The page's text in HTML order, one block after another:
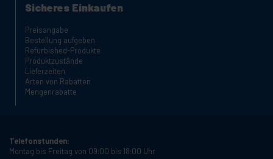
Sicheres Einkaufen
Preisangabe
Bestellung aufgeben
Refurbished-Produkte
Produktzustände
Lieferzeiten
Arten von Rabatten
Mengenrabatte
Telefonstunden:
Montag bis Freitag von 09:00 bis 18:00 Uhr